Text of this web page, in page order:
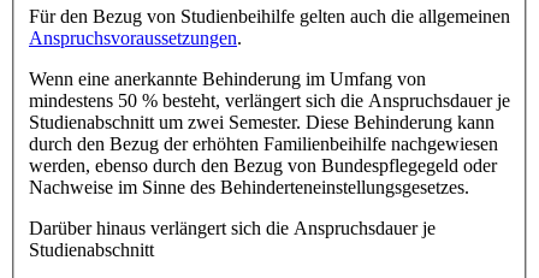
Für den Bezug von Studienbeihilfe gelten auch die allgemeinen
Anspruchsvoraussetzungen.
Wenn eine anerkannte Behinderung im Umfang von
mindestens 50 % besteht, verlängert sich die Anspruchsdauer je
Studienabschnitt um zwei Semester. Diese Behinderung kann
durch den Bezug der erhöhten Familienbeihilfe nachgewiesen
werden, ebenso durch den Bezug von Bundespflegegeld oder
Nachweise im Sinne des Behinderteneinstellungsgesetzes.
Darüber hinaus verlängert sich die Anspruchsdauer je
Studienabschnitt